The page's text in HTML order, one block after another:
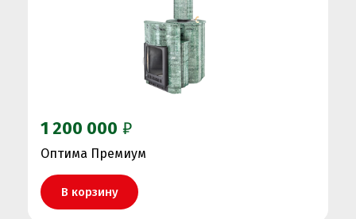
1 200 000 ₽
Оптима Премиум
В корзину